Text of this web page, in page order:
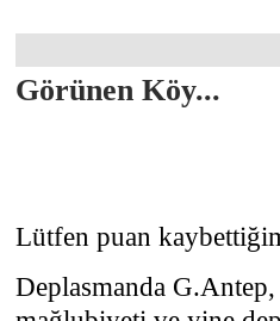
Görünen Köy...
Lütfen puan
Deplasmanda